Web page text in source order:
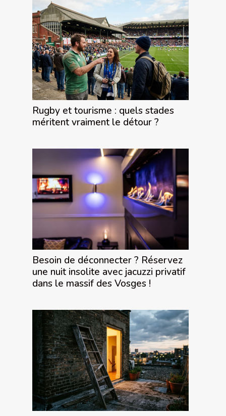
Rugby et tourisme : quels stades
méritent vraiment le détour ?
Besoin de déconnecter ? Réservez
une nuit insolite avec jacuzzi privatif
dans le massif des Vosges !